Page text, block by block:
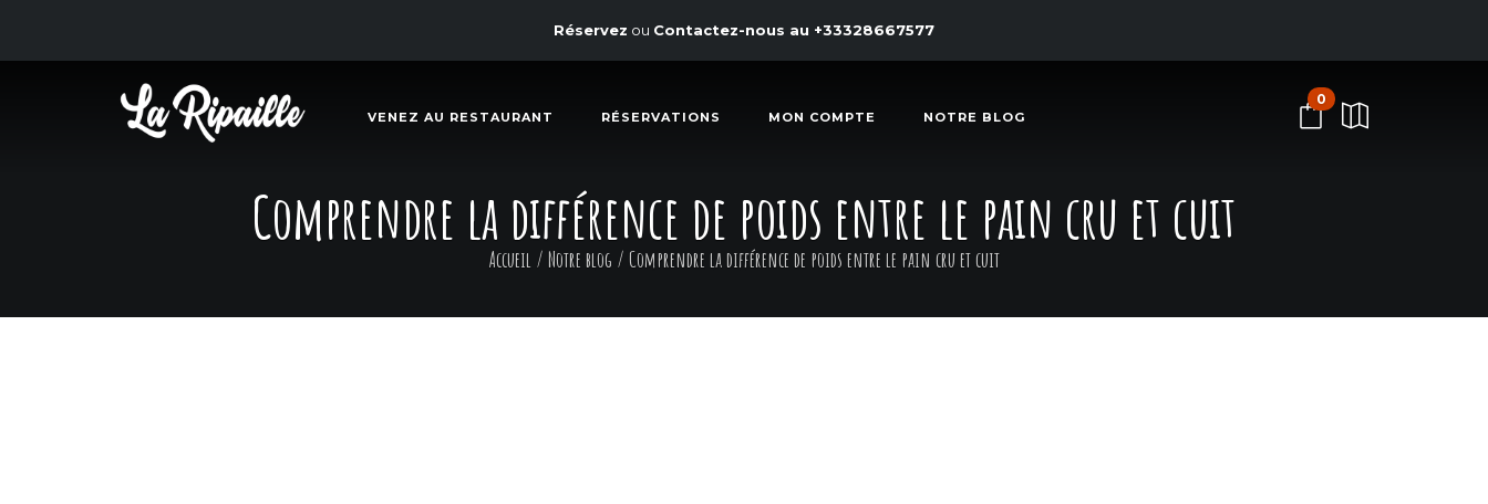
Réservez ou Contactez-nous au +33328667577
VENEZ AU RESTAURANT RÉSERVATIONS MON COMPTE NOTRE BLOG
0
Comprendre la différence de poids entre le pain cru et cuit
Accueil/ Notre blog / Comprendre la différence de poids entre le pain cru et cuit